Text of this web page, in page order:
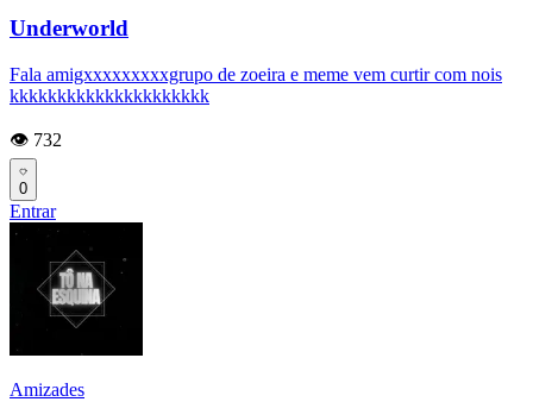
Underworld
Fala amigxxxxxxxxxgrupo de zoeira e meme vem curtir com nois
kkkkkkkkkkkkkkkkkkkkk
👁️ 732
0
Entrar
Amizades